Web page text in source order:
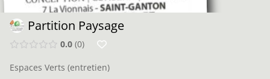
Partition Paysage
0.0 0
Espaces Verts (entretien)